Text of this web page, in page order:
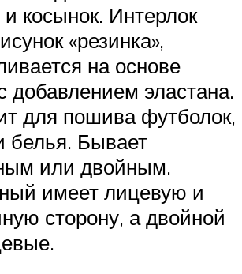
и косынок. Интерлок
«резинка»,
на основе
добавлением эластана.
для пошива футболок,
белья. Бывает
или двойным.
имеет лицевую и
сторону, а двойной